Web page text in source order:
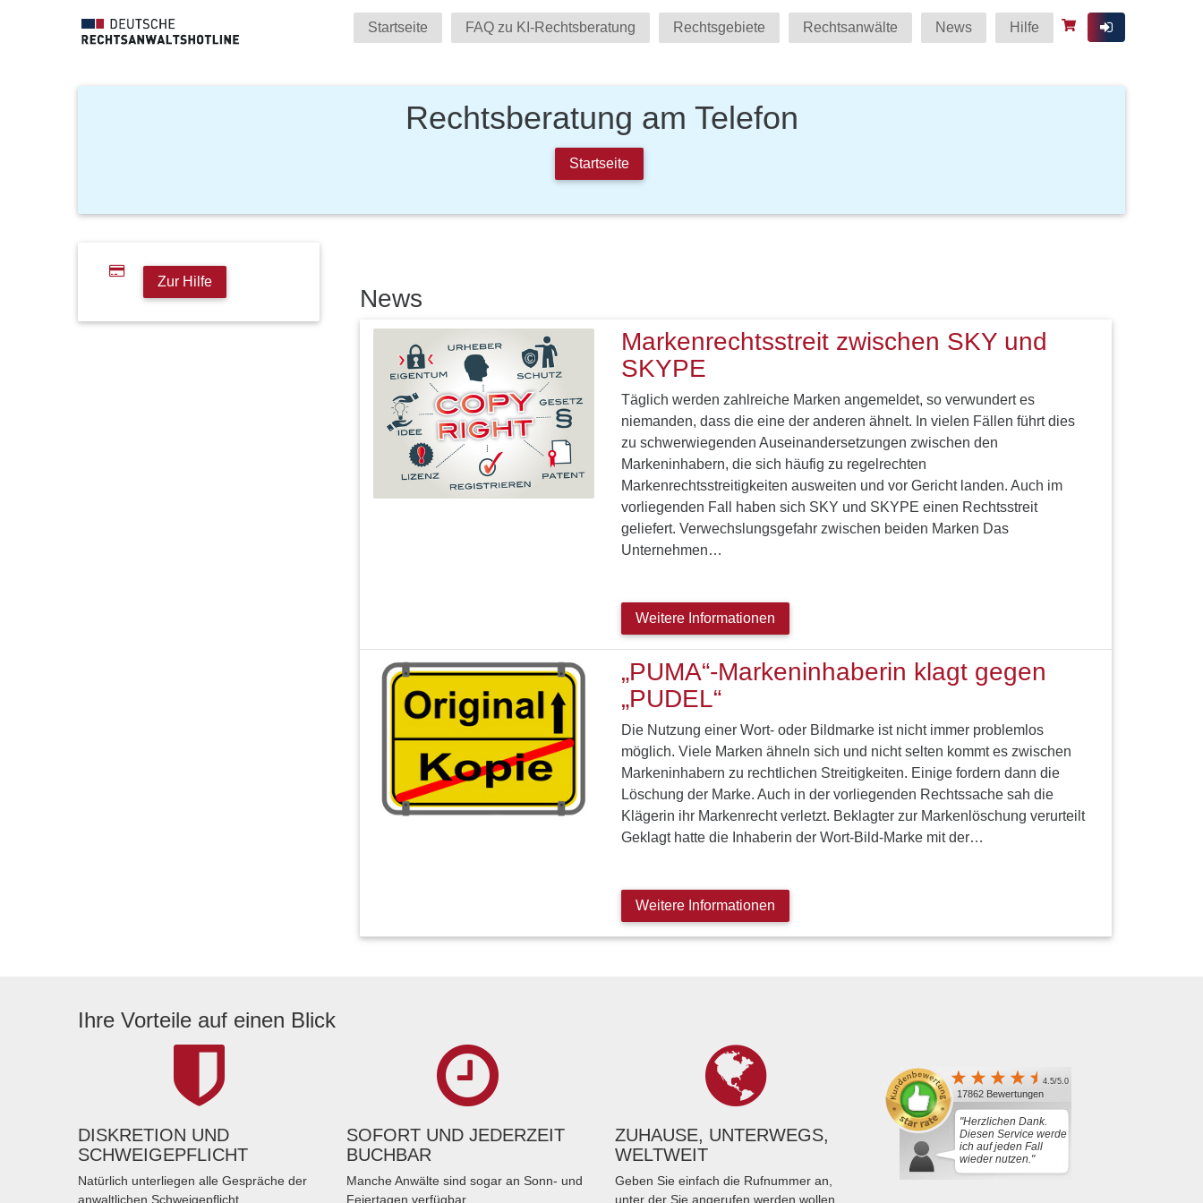
Startseite FAQ zu KI-Rechtsberatung Rechtsgebiete Rechtsanwälte News Hilfe
Rechtsberatung am Telefon
Startseite
Zur Hilfe
News
Markenrechtsstreit zwischen SKY und
SKYPE
Täglich werden zahlreiche Marken angemeldet, so verwundert es
niemanden, dass die eine der anderen ähnelt. In vielen Fällen führt dies
zu schwerwiegenden Auseinandersetzungen zwischen den
Markeninhabern, die sich häufig zu regelrechten
Markenrechtsstreitigkeiten ausweiten und vor Gericht landen. Auch im
vorliegenden Fall haben sich SKY und SKYPE einen Rechtsstreit
geliefert. Verwechslungsgefahr zwischen beiden Marken Das
Unternehmen…
Weitere Informationen
„PUMA“-Markeninhaberin klagt gegen
„PUDEL“
Die Nutzung einer Wort- oder Bildmarke ist nicht immer problemlos
möglich. Viele Marken ähneln sich und nicht selten kommt es zwischen
Markeninhabern zu rechtlichen Streitigkeiten. Einige fordern dann die
Löschung der Marke. Auch in der vorliegenden Rechtssache sah die
Klägerin ihr Markenrecht verletzt. Beklagter zur Markenlöschung verurteilt
Geklagt hatte die Inhaberin der Wort-Bild-Marke mit der…
Weitere Informationen
Ihre Vorteile auf einen Blick
DISKRETION UND
SCHWEIGEPFLICHT
Natürlich unterliegen alle Gespräche der
anwaltlichen Schweigepflicht.
SOFORT UND JEDERZEIT
BUCHBAR
Manche Anwälte sind sogar an Sonn- und
Feiertagen verfügbar.
ZUHAUSE, UNTERWEGS,
WELTWEIT
Geben Sie einfach die Rufnummer an,
unter der Sie angerufen werden wollen.
4.5/5.0
17862 Bewertungen
"Herzlichen Dank.
Diesen Service werde
ich auf jeden Fall
wieder nutzen."